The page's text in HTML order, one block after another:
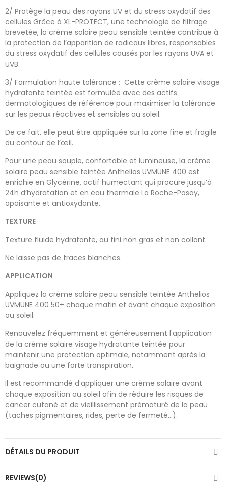
2/ Protège la peau des rayons UV et du stress oxydatif des
cellules Grâce à XL-PROTECT, une technologie de filtrage
brevetée, la crème solaire peau sensible teintée contribue à
la protection de l’apparition de radicaux libres, responsables
du stress oxydatif des cellules causés par les rayons UVA et
UVB.
3/ Formulation haute tolérance : Cette crème solaire visage
hydratante teintée est formulée avec des actifs
dermatologiques de référence pour maximiser la tolérance
sur les peaux réactives et sensibles au soleil.
De ce fait, elle peut être appliquée sur la zone fine et fragile
du contour de l’œil.
Pour une peau souple, confortable et lumineuse, la crème
solaire peau sensible teintée Anthelios UVMUNE 400 est
enrichie en Glycérine, actif humectant qui procure jusqu’à
24h d’hydratation et en eau thermale La Roche-Posay,
apaisante et antioxydante.
TEXTURE
Texture fluide hydratante, au fini non gras et non collant.
Ne laisse pas de traces blanches.
APPLICATION
Appliquez la crème solaire peau sensible teintée Anthelios
UVMUNE 400 50+ chaque matin et avant chaque exposition
au soleil.
Renouvelez fréquemment et généreusement l'application
de la crème solaire visage hydratante teintée pour
maintenir une protection optimale, notamment après la
baignade ou une forte transpiration.
Il est recommandé d’appliquer une crème solaire avant
chaque exposition au soleil afin de réduire les risques de
cancer cutané et de vieillissement prématuré de la peau
(taches pigmentaires, rides, perte de fermeté…).
DÉTAILS DU PRODUIT
REVIEWS(0)